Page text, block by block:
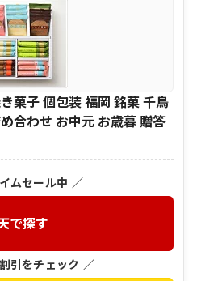
菓子 個包装 福岡 銘菓 千鳥
合わせ お中元 お歳暮 贈答
ムセール中 ／
で探す
引をチェック ／